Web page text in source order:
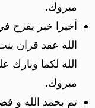
مبروك.
أخيرا خبر يفرح
الله عقد قران
الله لكما وبارك
مبروك.
تم بحمد الله و